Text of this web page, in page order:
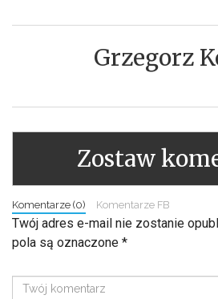
Grzegorz
Zostaw
Komentarze (0) Komentarze FB
Twój adres e-mail nie zostanie
pola są oznaczone *